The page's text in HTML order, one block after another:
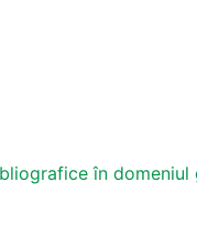
în domeniul